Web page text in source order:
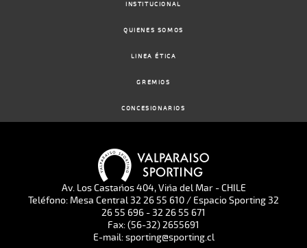
INSTITUCIONAL
QUIENES SOMOS
LINEA ÉTICA
GREMIOS
CONCESIONARIOS
Av. Los Castaños 404, Viña del Mar - CHILE
Teléfono: Mesa Central 32 26 55 610 / Espacio Sporting 32
26 55 696 - 32 26 55 671
Fax: (56-32) 2655691
E-mail: sporting@sporting.cl